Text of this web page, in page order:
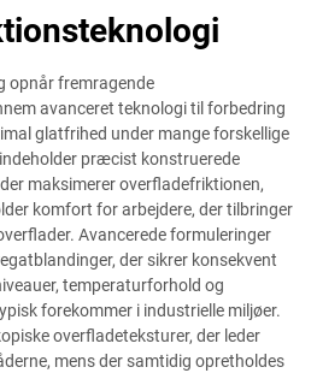
opnår fremragende
avanceret teknologi til forbedring
glatfrihed under mange forskellige
præcist konstruerede
maksimerer overfladefriktionen,
komfort for arbejdere, der tilbringer
Avancerede formuleringer
der sikrer konsekvent
temperaturforhold og
forekommer i industrielle miljøer.
overfladeteksturer, der leder
mens der samtidig opretholdes